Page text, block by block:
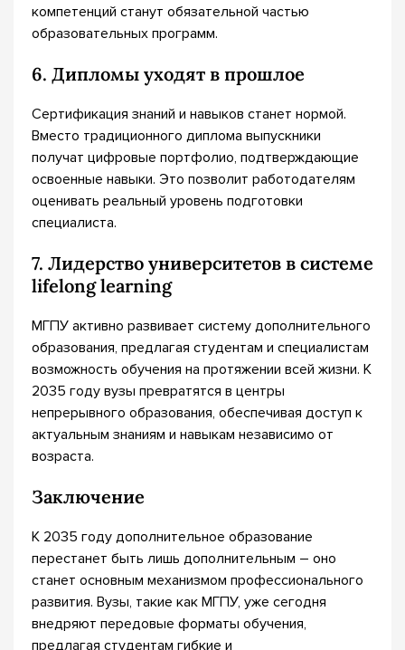
компетенций станут обязательной частью
образовательных программ.
6. Дипломы уходят в прошлое
Сертификация знаний и навыков станет нормой.
Вместо традиционного диплома выпускники
получат цифровые портфолио, подтверждающие
освоенные навыки. Это позволит работодателям
оценивать реальный уровень подготовки
специалиста.
7. Лидерство университетов в системе
lifelong learning
МГПУ активно развивает систему дополнительного
образования, предлагая студентам и специалистам
возможность обучения на протяжении всей жизни. К
2035 году вузы превратятся в центры
непрерывного образования, обеспечивая доступ к
актуальным знаниям и навыкам независимо от
возраста.
Заключение
К 2035 году дополнительное образование
перестанет быть лишь дополнительным – оно
станет основным механизмом профессионального
развития. Вузы, такие как МГПУ, уже сегодня
внедряют передовые форматы обучения,
предлагая студентам гибкие и